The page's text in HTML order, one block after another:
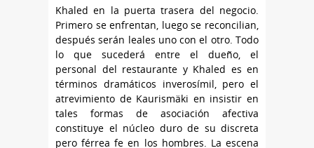
Khaled en la puerta trasera del negocio.
Primero se enfrentan, luego se reconcilian,
después serán leales uno con el otro. Todo
lo que sucederá entre el dueño, el
personal del restaurante y Khaled es en
términos dramáticos inverosímil, pero el
atrevimiento de Kaurismäki en insistir en
tales formas de asociación afectiva
constituye el núcleo duro de su discreta
pero férrea fe en los hombres. La escena